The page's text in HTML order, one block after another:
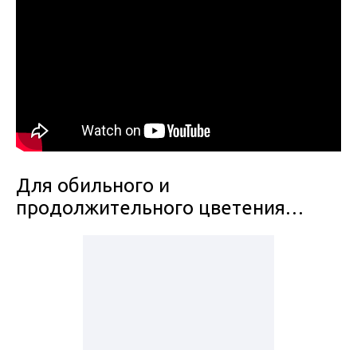
Для обильного и
продолжительного цветения…